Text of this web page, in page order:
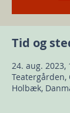
Tid og
24. aug. 2023,
Teatergården,
Holbæk,